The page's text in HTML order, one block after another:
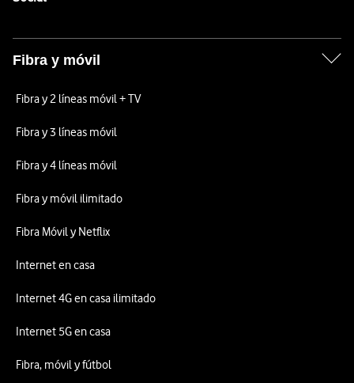
Fibra y móvil
Fibra y 2 líneas móvil + TV
Fibra y 3 líneas móvil
Fibra y 4 líneas móvil
Fibra y móvil ilimitado
Fibra Móvil y Netflix
Internet en casa
Internet 4G en casa ilimitado
Internet 5G en casa
Fibra, móvil y fútbol